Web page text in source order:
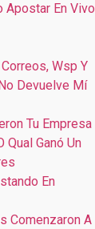
Apostar En Vivo
Wsp Y
Devuelve Mí
Tu Empresa
Qual Ganó Un
En
Comenzaron A